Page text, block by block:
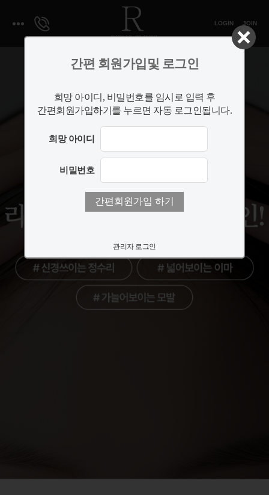
간편 회원가입및 로그인
희망 아이디, 비밀번호를 임시로 입력 후
간편회원가입하기를 누르면 자동 로그인됩니다.
희망 아이디
비밀번호
관리자 로그인
LOGIN JOIN